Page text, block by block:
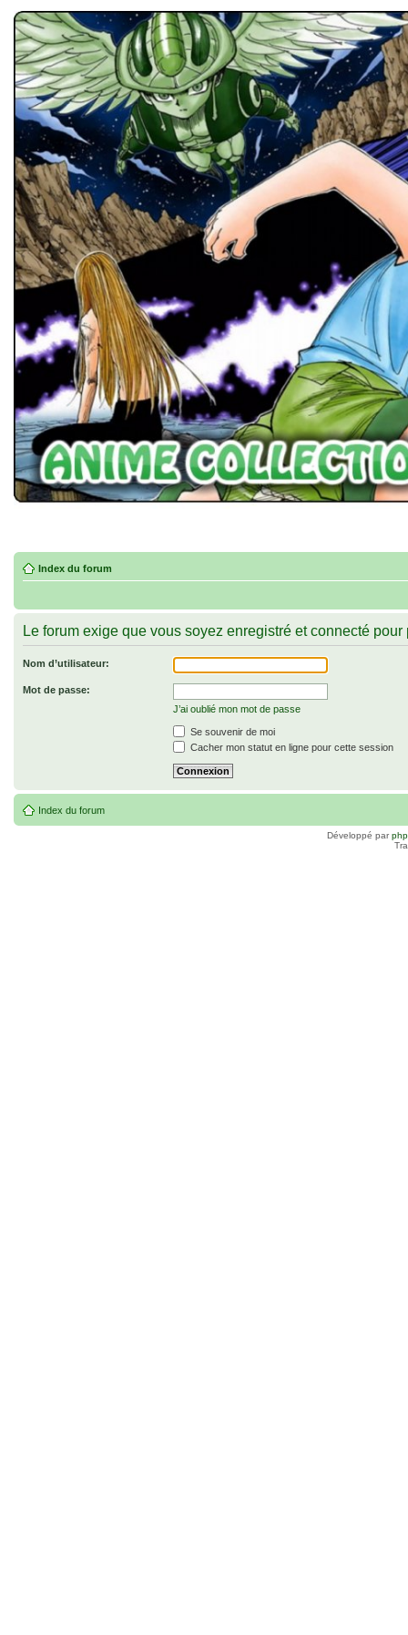
Index du forum
Le forum exige que vous soyez enregistré et connecté
Nom d’utilisateur:
Mot de passe:
J’ai oublié mon mot de passe
Se souvenir de moi
Cacher mon statut en ligne pour cette session
Index du forum
Développé par